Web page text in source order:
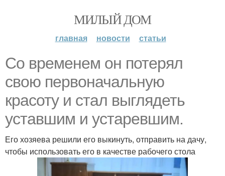
МИЛЫЙ ДОМ
главная новости статьи
Со временем он потерял
свою первоначальную
красоту и стал выглядеть
уставшим и устаревшим.
Его хозяева решили его выкинуть, отправить на дачу,
чтобы использовать его в качестве рабочего стола